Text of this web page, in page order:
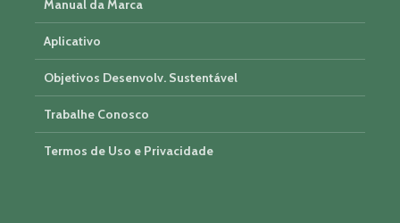
Manual da Marca
Aplicativo
Objetivos Desenvolv. Sustentável
Trabalhe Conosco
Termos de Uso e Privacidade